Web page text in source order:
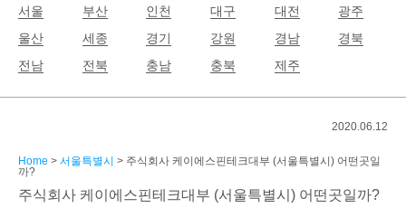
서울
부산 인천 대구 대전
광주
울산
세종 경기 강원 경남
경북
전남
전북 충남 충북 제주
2020.06.12
Home > 서울특별시 > 주식회사 케이에스핀테크대부 (서울특별시) 어떤곳일
까?
주식회사 케이에스핀테크대부 (서울특별시) 어떤곳일까?